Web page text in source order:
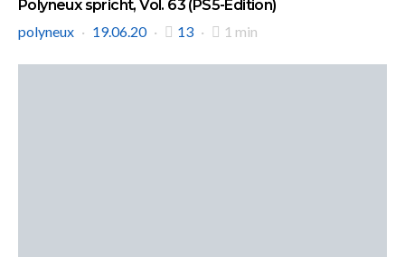
Polyneux spricht, Vol. 63 (PS5-Edition)
polyneux
19.06.20 13 1 min